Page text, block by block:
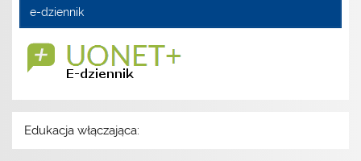
e-dziennik
Edukacja włączająca: